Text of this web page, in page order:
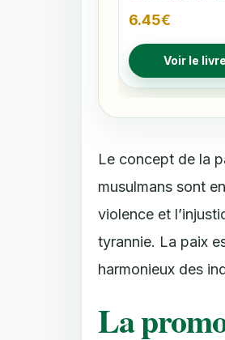
6.45€
Voir le livre
Le concept de la
musulmans sont
violence et
tyrannie. La paix
harmonieux des
La